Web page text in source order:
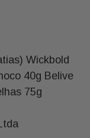
Wickbold
40g Belive
75g